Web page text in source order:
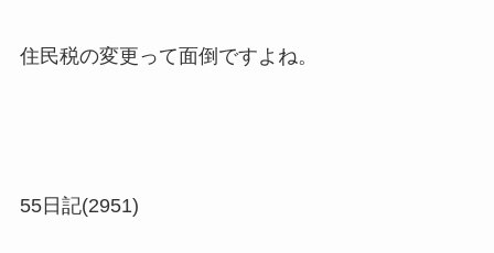
住民税の変更って面倒ですよね。
55日記(2951)